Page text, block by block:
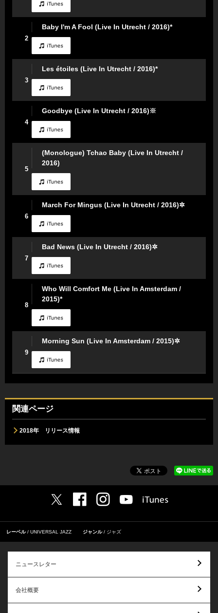
2
Baby I'm A Fool (Live In Utrecht / 2016)*
3
Les étoiles (Live In Utrecht / 2016)*
4
Goodbye (Live In Utrecht / 2016)※
5
(Monologue) Tchao Baby (Live In Utrecht /
2016)
6
March For Mingus (Live In Utrecht / 2016)✲
7
Bad News (Live In Utrecht / 2016)✲
8
Who Will Comfort Me (Live In Amsterdam /
2015)*
9
Morning Sun (Live In Amsterdam / 2015)✲
関連ページ
2018年 リリース情報
レーベル UNIVERSAL JAZZ ジャンル ジャズ
ニュースレター
会社概要